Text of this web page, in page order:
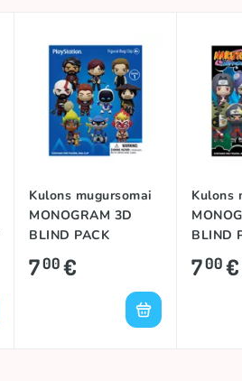
Kulons mugursomai
MONOGRAM 3D
BLIND PACK
PLAYSTATION
(SERIES 1)
700€
Kulons
BLIND
700€